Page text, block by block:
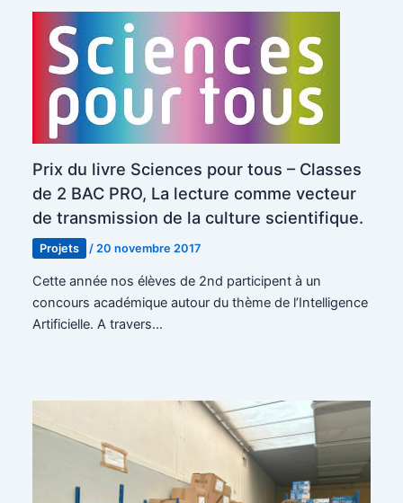
Prix du livre Sciences pour tous – Classes
de 2 BAC PRO, La lecture comme vecteur
de transmission de la culture scientifique.
Projets / 20 novembre 2017
Cette année nos élèves de 2nd participent à un
concours académique autour du thème de l’Intelligence
Artificielle. A travers…